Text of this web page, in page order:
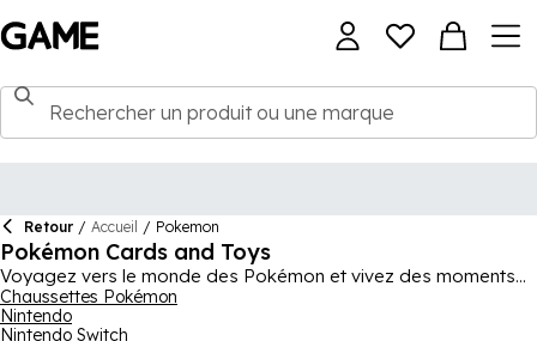
Retour / Accueil / Pokemon
Pokémon Cards and Toys
Voyagez vers le monde des Pokémon et vivez des moments
de plaisir et de fantaisie comme jamais auparavant grâce à
cette collection qui inclut tous les produits dérivés les plus
Chaussettes Pokémon
Nintendo
Nintendo Switch